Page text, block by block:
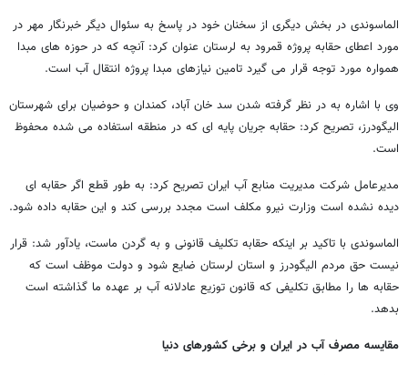
الماسوندی در بخش دیگری از سخنان خود در پاسخ به سئوال دیگر خبرنگار مهر در
مورد اعطای حقابه پروژه قمرود به لرستان عنوان کرد: آنچه که در حوزه های مبدا
همواره مورد توجه قرار می گیرد تامین نیازهای مبدا پروژه انتقال آب است.
وی با اشاره به در نظر گرفته شدن سد خان آباد، کمندان و حوضیان برای شهرستان
الیگودرز، تصریح کرد: حقابه جریان پایه ای که در منطقه استفاده می شده محفوظ
است.
مدیرعامل شرکت مدیریت منابع آب ایران تصریح کرد: به طور قطع اگر حقابه ای
دیده نشده است وزارت نیرو مکلف است مجدد بررسی کند و این حقابه داده شود.
الماسوندی با تاکید بر اینکه حقابه تکلیف قانونی و به گردن ماست، یادآور شد: قرار
نیست حق مردم الیگودرز و استان لرستان ضایع شود و دولت موظف است که
حقابه ها را مطابق تکلیفی که قانون توزیع عادلانه آب بر عهده ما گذاشته است
بدهد.
مقایسه مصرف آب در ایران و برخی کشورهای دنیا